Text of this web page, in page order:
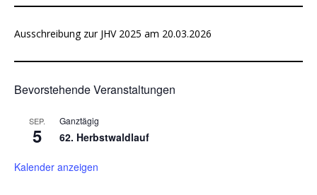
Ausschreibung zur JHV 2025 am 20.03.2026
Bevorstehende Veranstaltungen
SEP.
5
Ganztägig
62. Herbstwaldlauf
Kalender anzeigen